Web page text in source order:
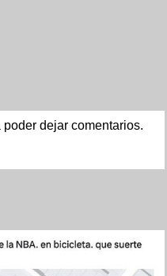
dejar comentarios.